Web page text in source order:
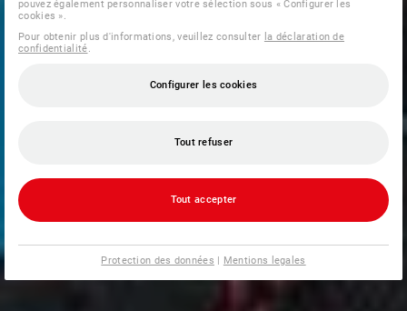
pouvez également personnaliser votre sélection sous « Configurer les
cookies ».
Pour obtenir plus d'informations, veuillez consulter la déclaration de
confidentialité
Configurer les cookies
Tout refuser
Tout accepter
Protection des données | Mentions legales